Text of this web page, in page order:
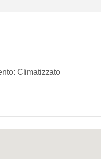
Climatizzato